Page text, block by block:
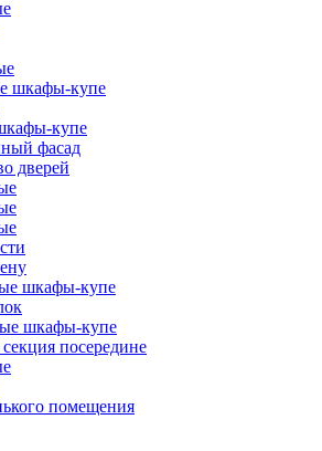
шкафы-купе
купе
фасад
дверей
шкафы-купе
шкафы-купе
посередине
помещения